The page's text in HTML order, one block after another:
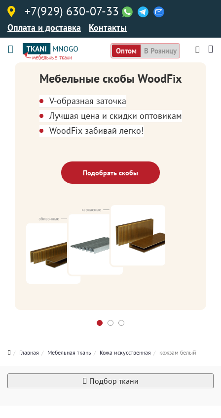
+7(929) 630-07-33
Оплата и доставка Контакты
Оптом В Розницу
Мебельные скобы WoodFix
V-образная заточка
Лучшая цена и скидки оптовикам
WoodFix-забивай легко!
Подобрать скобы
Главная Мебельная ткань Кожа искусственная кожзам белый
Подбор ткани